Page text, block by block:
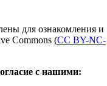
для ознакомления и
Commons (CC BY-NC-
с нашими: